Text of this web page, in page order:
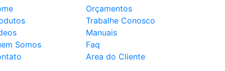
Somos
Orçamentos
Trabalhe Conosco
Manuais
Faq
Area do Cliente